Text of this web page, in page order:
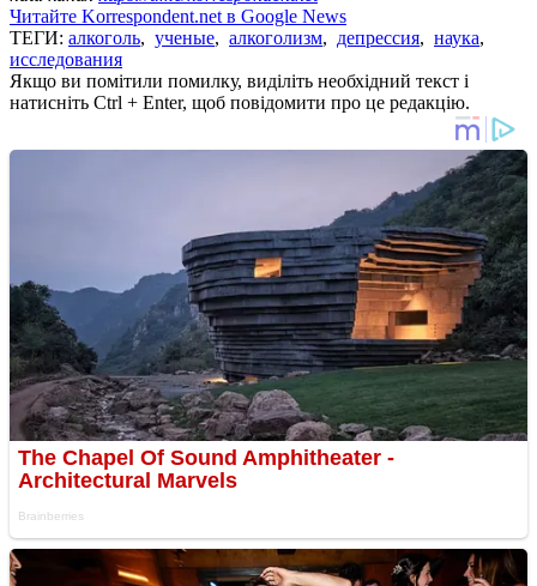
Читайте Korrespondent.net в Google News
ТЕГИ: алкоголь, ученые, алкоголизм, депрессия, наука,
исследования
Якщо ви помітили помилку, виділіть необхідний текст і
натисніть Ctrl + Enter, щоб повідомити про це редакцію.